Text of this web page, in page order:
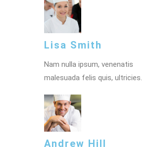
Lisa Smith
Nam nulla ipsum, venenatis
malesuada felis quis, ultricies.
Andrew Hill